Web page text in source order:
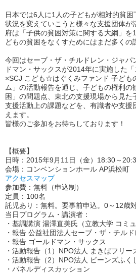
日本では6人に1人の子どもが相対的貧
状況を変えていこうと様々な支援団体が
府は「子供の貧困対策に関する大綱」
どもの貧困をなくすためにはまだ多くの
今回はセーブ・ザ・チルドレン・ジャパ
ドマン・サックスが2014年に実施した
×SCJ こども☆はぐくみファンド 子ども
ム」の活動報告を通じ、子どもの権利の
困」の問題点、東北の支援現場から見た
支援活動上の課題などを、有識者や支援
えます。
皆様のご参加をお待ちしております！
【概要】
日時： 2015年9月11日（金）18:30～
会場： コンベンションホール AP浜松町
アクセスマップ
参加費： 無料（申込制）
定員： 100名
託児あり： 無料。要事前申込。0～12歳
当日プログラム・講演者：
・基調講演 湯澤直美氏（立教大学 コミ
・報告 公益社団法人セーブ・ザ・チル
・報告 ゴールドマン・サックス
・活動報告（1）NPO法人 まきばフリー
・活動報告（2）NPO法人 ビーンズふく
・パネルディスカッション